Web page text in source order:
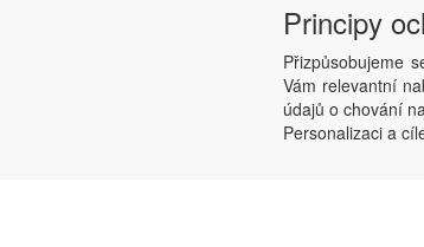
Principy
Přizpůsobujeme
Vám relevantní
údajů o chování
Personalizaci a